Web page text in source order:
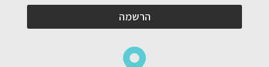
הרשמה